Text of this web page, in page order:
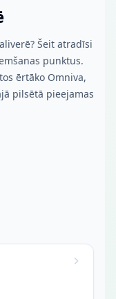
Šeit atradīsi
punktus.
ērtāko Omniva,
pilsētā pieejamas